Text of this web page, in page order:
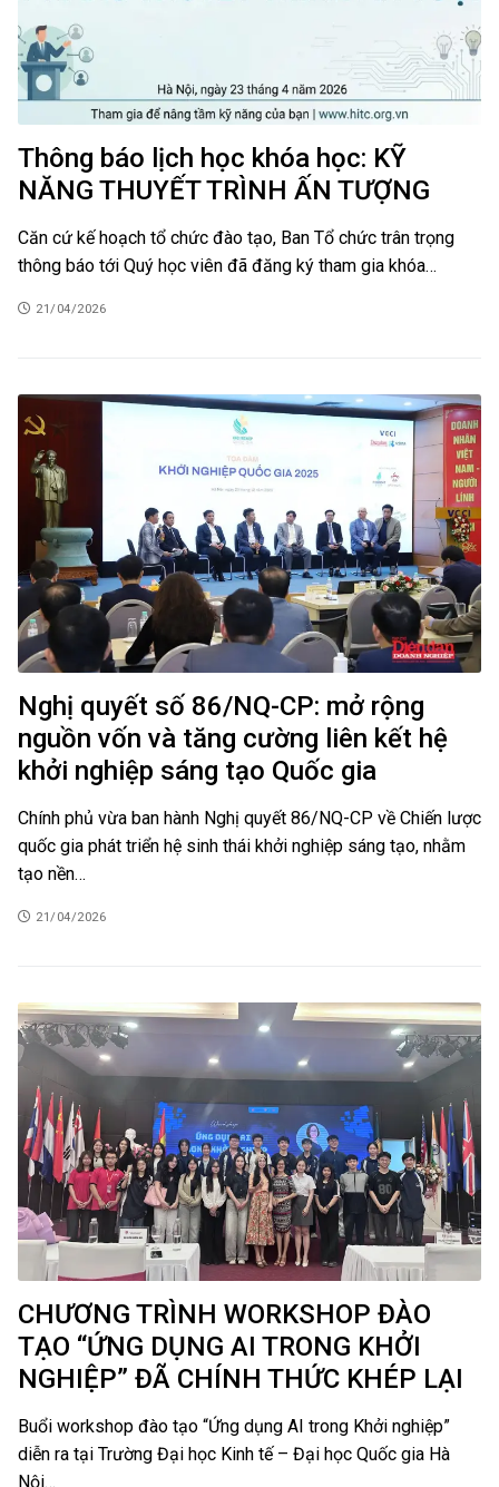
Thông báo lịch học khóa học: KỸ
NĂNG THUYẾT TRÌNH ẤN TƯỢNG
Căn cứ kế hoạch tổ chức đào tạo, Ban Tổ chức trân trọng
thông báo tới Quý học viên đã đăng ký tham gia khóa…
21/04/2026
Nghị quyết số 86/NQ-CP: mở rộng
nguồn vốn và tăng cường liên kết hệ
khởi nghiệp sáng tạo Quốc gia
Chính phủ vừa ban hành Nghị quyết 86/NQ-CP về Chiến lược
quốc gia phát triển hệ sinh thái khởi nghiệp sáng tạo, nhằm
tạo nền…
21/04/2026
CHƯƠNG TRÌNH WORKSHOP ĐÀO
TẠO “ỨNG DỤNG AI TRONG KHỞI
NGHIỆP” ĐÃ CHÍNH THỨC KHÉP LẠI
Buổi workshop đào tạo “Ứng dụng AI trong Khởi nghiệp”
diễn ra tại Trường Đại học Kinh tế – Đại học Quốc gia Hà
Nội…